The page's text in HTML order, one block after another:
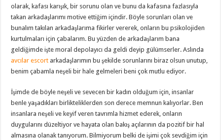
olarak, kafası karışık, bir sorunu olan ve bunu da kafasına fazlasıyla
takan arkadaşlarımı motive ettiğim içindir. Böyle sorunları olan ve
bunalım takılan arkadaşlarıma fikirler vererek, onların bu psikolojiden
kurtulmaları için çabalarım. Bu yüzden de arkadaşlarım bana
geldiğimde işte moral depolayıcı da geldi deyip gülümserler. Aslında
avcılar escort arkadaşlarımın bu şekilde sorunlarını biraz olsun unutup,
benim çabamla neşeli bir hale gelmeleri beni çok mutlu ediyor.
İşimde de böyle neşeli ve sevecen bir kadın olduğum için, insanlar
benle yaşadıkları birlikteliklerden son derece memnun kalıyorlar. Ben
insanlara neşeli ve keyif veren tavrımla hizmet ederek, onların
duygularını düzeltiyor ve hayata olan bakış açılarının da pozitif bir hal
almasına olanak tanıyorum. Bilmiyorum belki de işimi çok sevdiğim için